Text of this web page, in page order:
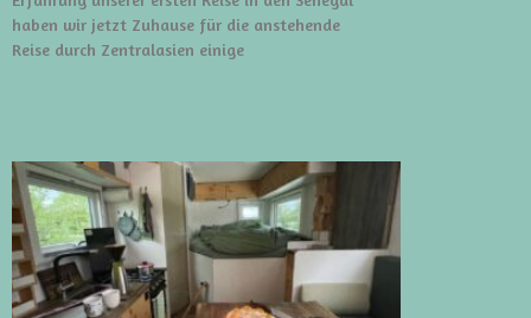
haben wir jetzt Zuhause für die anstehende
Reise durch Zentralasien einige